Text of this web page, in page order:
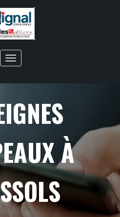
Toggle
navigation
À